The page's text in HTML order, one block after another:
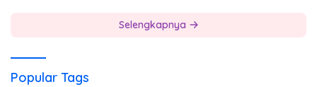
Selengkapnya
Popular Tags